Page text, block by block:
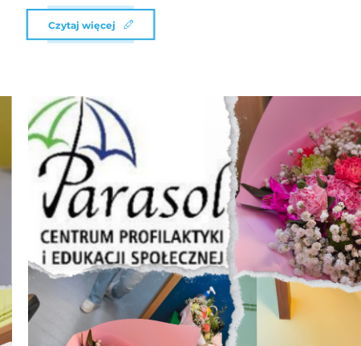
Czytaj więcej